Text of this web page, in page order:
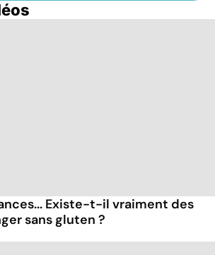
Existe-t-il vraiment des
sans gluten ?